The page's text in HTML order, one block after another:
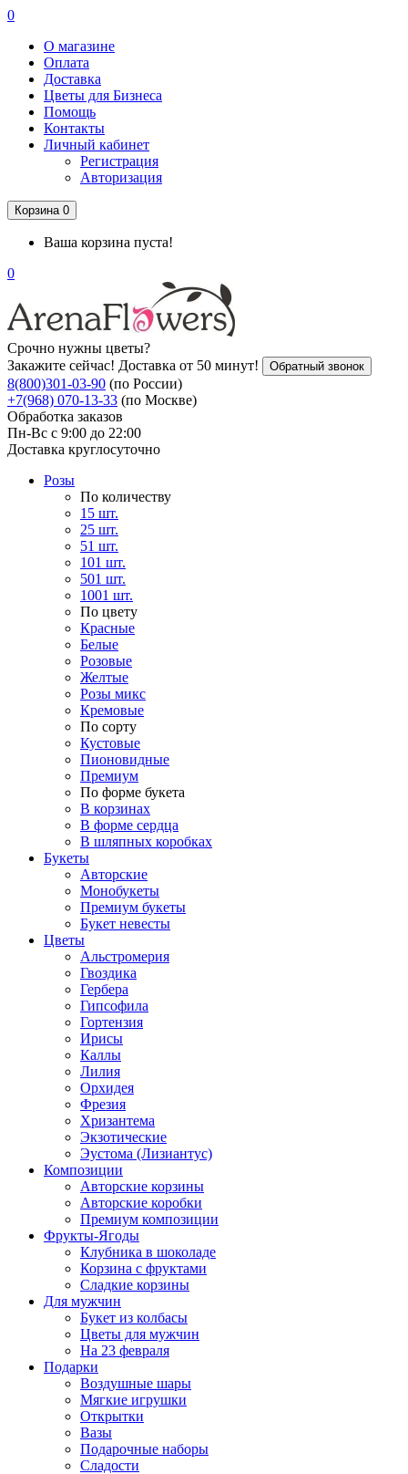
0
О магазине
Оплата
Доставка
Цветы для Бизнеса
Помощь
Контакты
Личный кабинет
Регистрация
Авторизация
Корзина 0
Ваша корзина пуста!
0
Срочно нужны цветы?
Закажите сейчас! Доставка от 50 минут!
Обратный звонок
8(800)301-03-90 (по России)
+7(968) 070-13-33 (по Москве)
Обработка заказов
Пн-Вс с 9:00 до 22:00
Доставка круглосуточно
Розы
По количеству
15 шт.
25 шт.
51 шт.
101 шт.
501 шт.
1001 шт.
По цвету
Красные
Белые
Розовые
Желтые
Розы микс
Кремовые
По сорту
Кустовые
Пионовидные
Премиум
По форме букета
В корзинах
В форме сердца
В шляпных коробках
Букеты
Авторские
Монобукеты
Премиум букеты
Букет невесты
Цветы
Альстромерия
Гвоздика
Гербера
Гипсофила
Гортензия
Ирисы
Каллы
Лилия
Орхидея
Фрезия
Хризантема
Экзотические
Эустома (Лизиантус)
Композиции
Авторские корзины
Авторские коробки
Премиум композиции
Фрукты-Ягоды
Клубника в шоколаде
Корзина с фруктами
Сладкие корзины
Для мужчин
Букет из колбасы
Цветы для мужчин
На 23 февраля
Подарки
Воздушные шары
Мягкие игрушки
Открытки
Вазы
Подарочные наборы
Сладости